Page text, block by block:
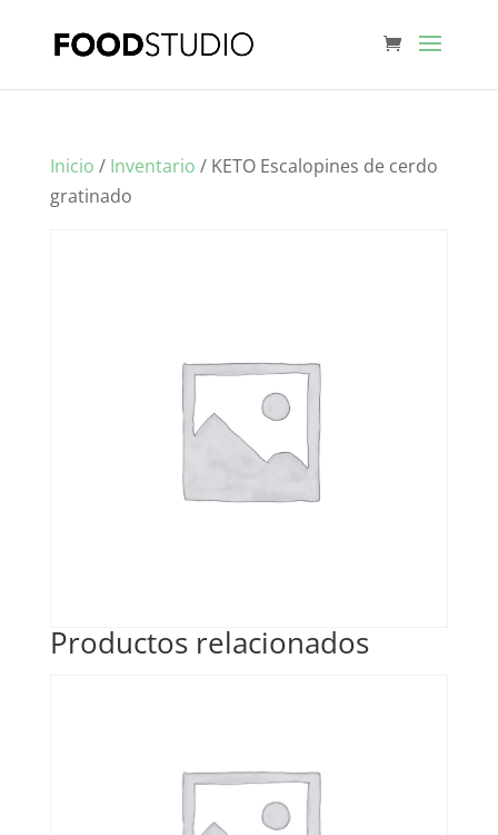
Inicio / Inventario / KETO Escalopines de cerdo
gratinado
Productos relacionados